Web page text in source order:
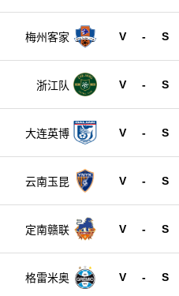
梅州客家 V - S
浙江队 V - S
大连英博 V - S
云南玉昆 V - S
定南赣联 V - S
格雷米奥 V - S